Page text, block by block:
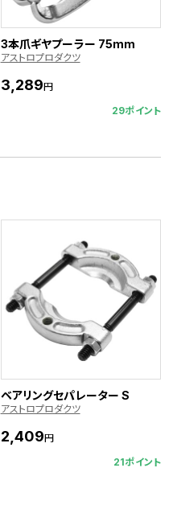
3本爪ギヤプーラー 75mm
アストロプロダクツ
3,289円
29ポイント
ベアリングセパレーター S
アストロプロダクツ
2,409円
21ポイント